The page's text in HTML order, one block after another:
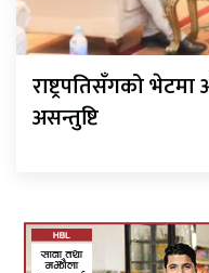
राष्ट्रपतिसँगको
असन्तुष्टि